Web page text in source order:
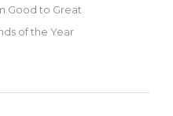
Good to Great
of the Year